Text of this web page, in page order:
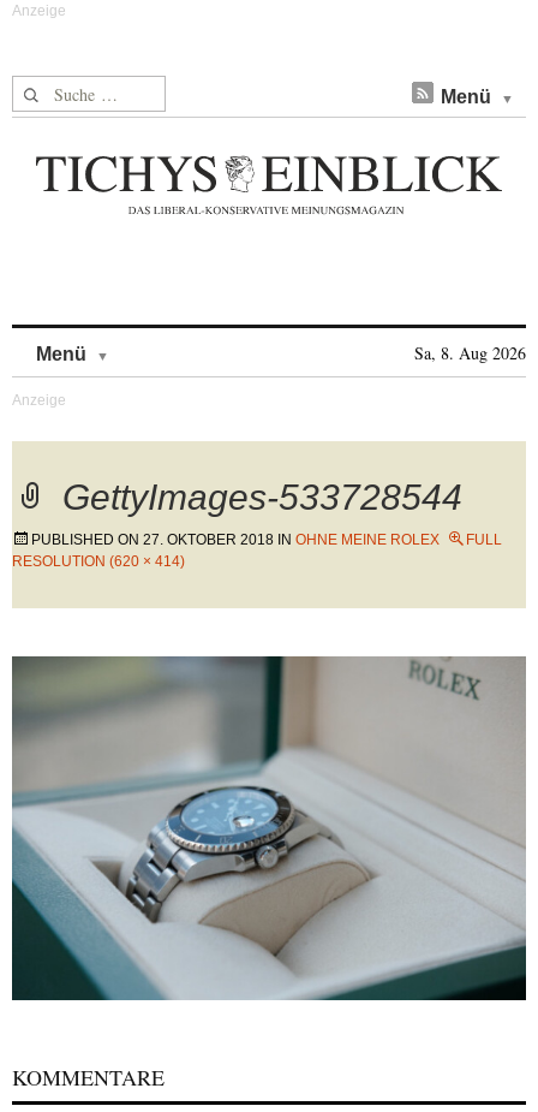
Suche nach: Menü
Menü Sa, 8. Aug 2026
GettyImages-533728544
PUBLISHED ON 27. OKTOBER 2018 IN OHNE MEINE ROLEX
FULL
RESOLUTION (620 × 414)
KOMMENTARE